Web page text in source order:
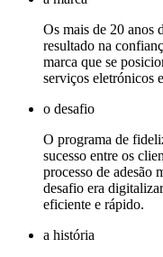
Os mais de 20 anos
resultado na
marca que se
serviços eletrónicos
o desafio
O programa de
sucesso entre os
processo de adesão
desafio era
eficiente e rápido.
a história